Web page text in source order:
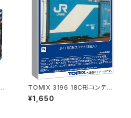
TOMIX 3196 18C形コンテナ
(3個入) Nゲージ 鉄道模型（新
品 在庫品）
¥1,650